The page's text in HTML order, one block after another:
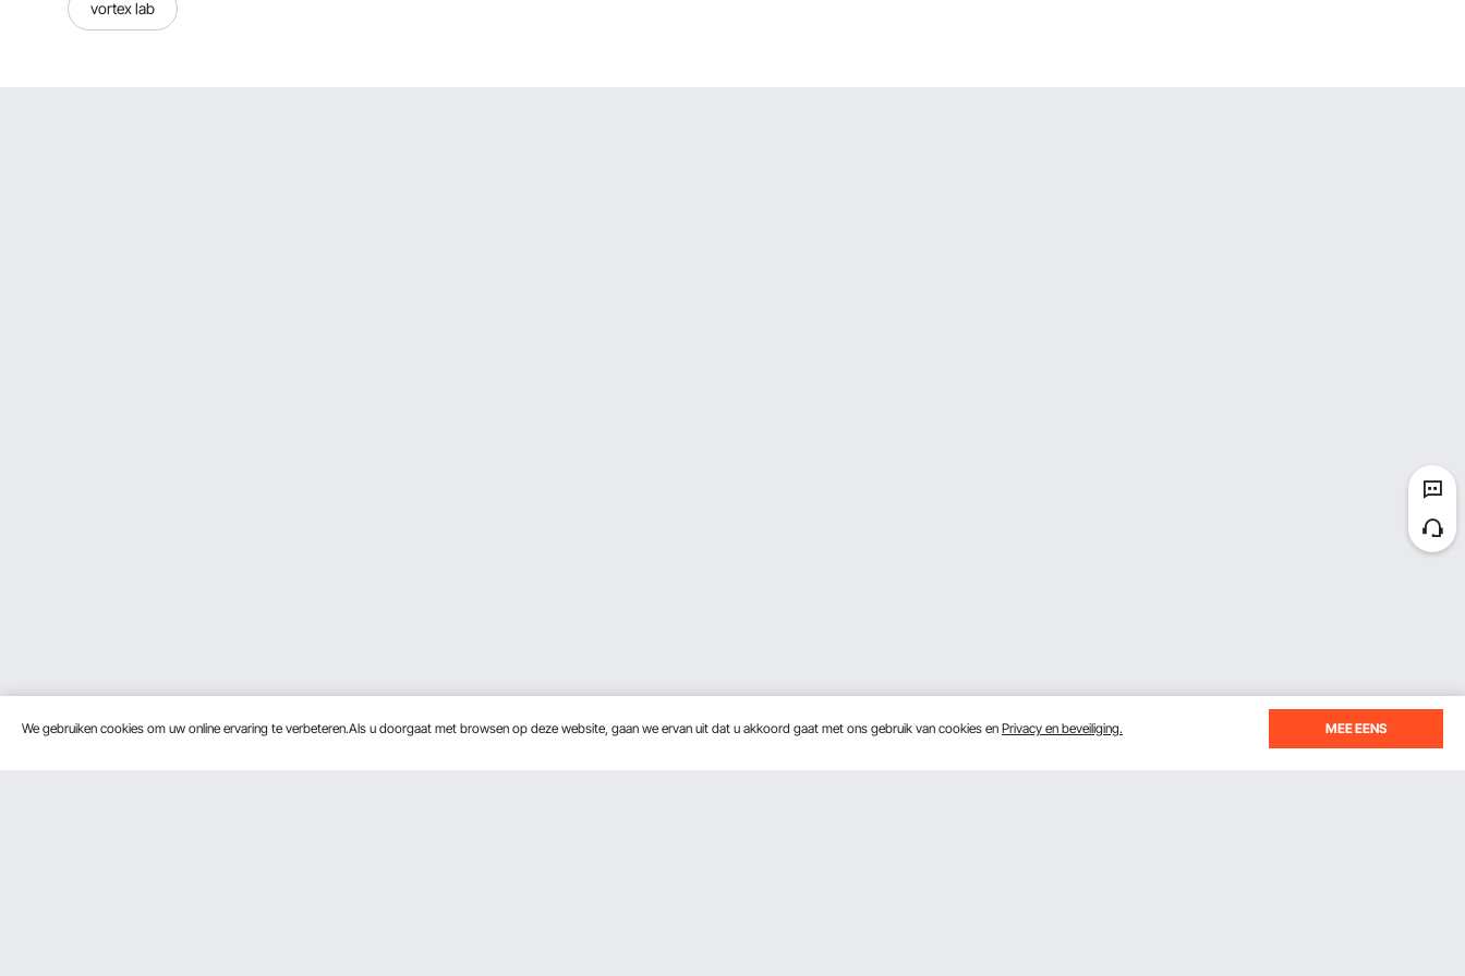
vortex lab
We gebruiken cookies om uw online ervaring te verbeteren.Als u doorgaat met browsen op deze website, gaan we ervan uit dat u akkoord gaat met ons gebruik van cookies en Privacy en beveiliging. MEE EENS